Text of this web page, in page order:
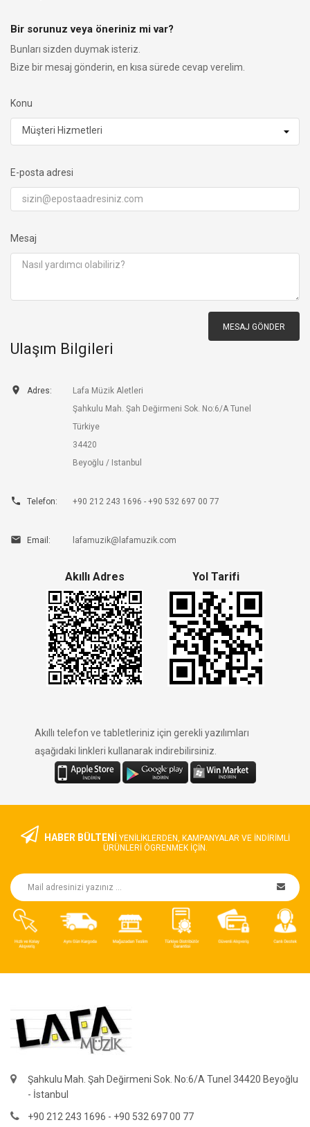
Bir sorunuz veya öneriniz mi var?
Bunları sizden duymak isteriz.
Bize bir mesaj gönderin, en kısa sürede cevap verelim.
Konu
E-posta adresi
Mesaj
Ulaşım Bilgileri
 Adres:
Lafa Müzik Aletleri
Şahkulu Mah. Şah Değirmeni Sok. No:6/A Tunel
Türkiye
34420
Beyoğlu / Istanbul
 Telefon: +90 212 243 1696 - +90 532 697 00 77
 Email: lafamuzik@lafamuzik.com
Akıllı Adres Yol Tarifi
Akıllı telefon ve tabletleriniz için gerekli yazılımları
aşağıdaki linkleri kullanarak indirebilirsiniz.
HABER BÜLTENİ YENILIKLERDEN, KAMPANYALAR VE INDIRIMLI
ÜRÜNLERI ÖGRENMEK IÇIN.
Şahkulu Mah. Şah Değirmeni Sok. No:6/A Tunel 34420 Beyoğlu
- İstanbul
+90 212 243 1696 - +90 532 697 00 77